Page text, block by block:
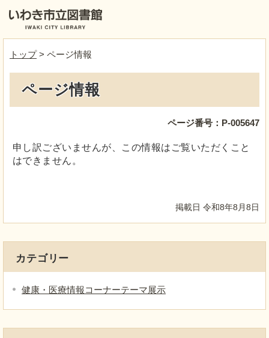
トップ> ページ情報
ページ情報
ページ番号：P-005647
申し訳ございませんが、この情報はご覧いただくこと
はできません。
掲載日 令和8年8月8日
カテゴリー
健康・医療情報コーナーテーマ展示